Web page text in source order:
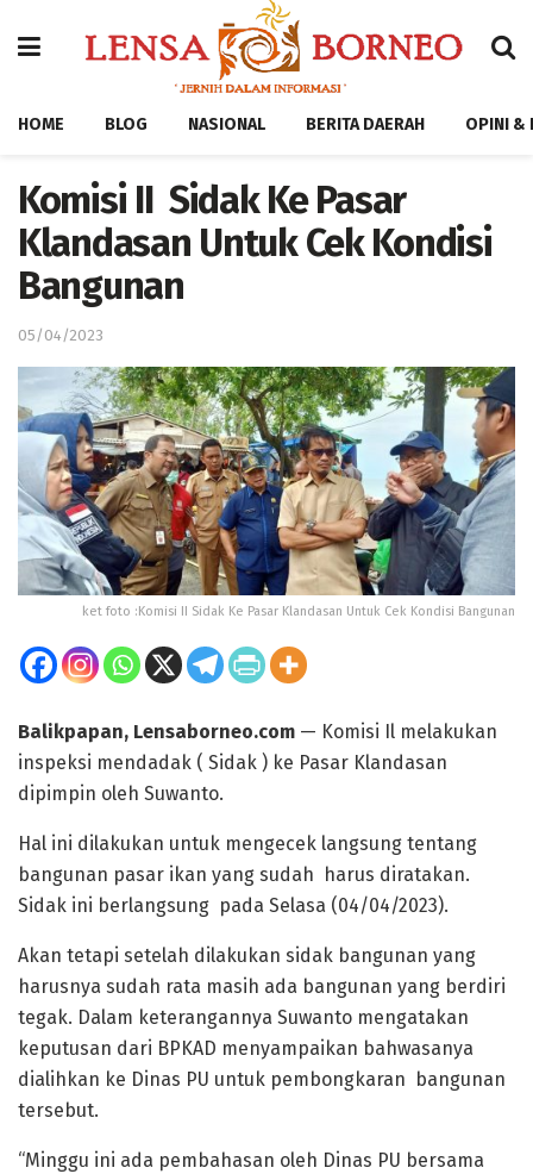
HOME BLOG NASIONAL BERITA DAERAH OPINI &
Komisi II Sidak Ke Pasar
Klandasan Untuk Cek Kondisi
Bangunan
05/04/2023
ket foto :Komisi II Sidak Ke Pasar Klandasan Untuk Cek Kondisi Bangunan
Balikpapan, Lensaborneo.com — Komisi Il melakukan
inspeksi mendadak ( Sidak ) ke Pasar Klandasan
dipimpin oleh Suwanto.
Hal ini dilakukan untuk mengecek langsung tentang
bangunan pasar ikan yang sudah harus diratakan.
Sidak ini berlangsung pada Selasa (04/04/2023).
Akan tetapi setelah dilakukan sidak bangunan yang
harusnya sudah rata masih ada bangunan yang berdiri
tegak. Dalam keterangannya Suwanto mengatakan
keputusan dari BPKAD menyampaikan bahwasanya
dialihkan ke Dinas PU untuk pembongkaran bangunan
tersebut.
“Minggu ini ada pembahasan oleh Dinas PU bersama